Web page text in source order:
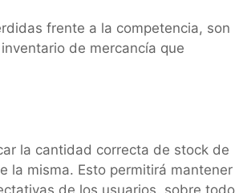
frente a la competencia, son
de mercancía que
la cantidad correcta de stock de
la misma. Esto permitirá mantener
de los usuarios, sobre todo